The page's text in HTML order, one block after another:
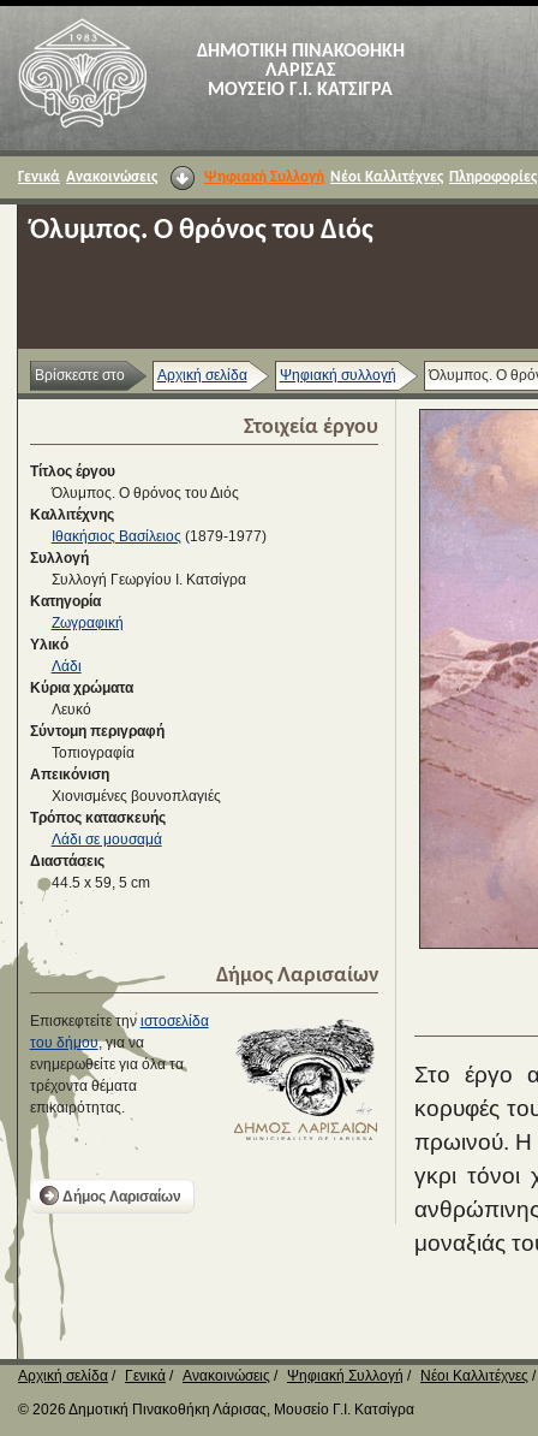
ΔΗΜΟΤΙΚΗ ΠΙΝΑΚΟΘΗΚΗ
ΛΑΡΙΣΑΣ
ΜΟΥΣΕΙΟ Γ.Ι. ΚΑΤΣΙΓΡΑ
Γενικά Ανακοινώσεις Ψηφιακή Συλλογή Νέοι Καλλιτέχνες Πληροφορίες
Όλυμπος. Ο θρόνος του Διός
Βρίσκεστε στο Αρχική σελίδα Ψηφιακή συλλογή Όλυμπος. Ο
Στοιχεία έργου
Τίτλος έργου
Όλυμπος. Ο θρόνος του Διός
Καλλιτέχνης
Ιθακήσιος Βασίλειος (1879-1977)
Συλλογή
Συλλογή Γεωργίου Ι. Κατσίγρα
Κατηγορία
Ζωγραφική
Υλικό
Λάδι
Κύρια χρώματα
Λευκό
Σύντομη περιγραφή
Τοπιογραφία
Απεικόνιση
Χιονισμένες βουνοπλαγιές
Τρόπος κατασκευής
Λάδι σε μουσαμά
Διαστάσεις
44.5 x 59, 5 cm
Δήμος Λαρισαίων
Επισκεφτείτε την ιστοσελίδα
του δήμου, για να
ενημερωθείτε για όλα τα
τρέχοντα θέματα
επικαιρότητας.
Δήμος Λαρισαίων
Στο έργο
κορυφές
πρωινού. Η
γκρι
μοναξιάς
Αρχική σελίδα Γενικά Ανακοινώσεις Ψηφιακή Συλλογή
Νέοι Καλλιτέχνες
© 2026 Δημοτική Πινακοθήκη Λάρισας, Μουσείο Γ.Ι. Κατσίγρα